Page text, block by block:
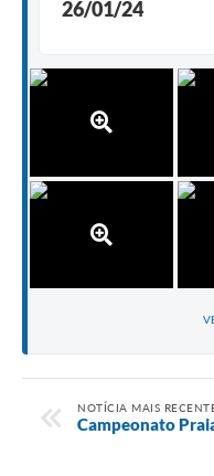
26/01/24
NOTÍCIA MAIS
Campeonato